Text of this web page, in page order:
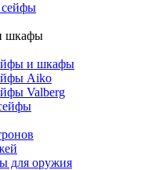
сейфы
шкафы
и шкафы
Aiko
Valberg
для оружия